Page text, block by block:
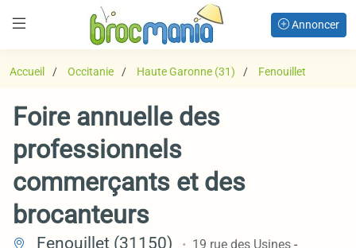
Annoncer
Accueil Occitanie Haute Garonne (31) Fenouillet
Foire annuelle des
professionnels
commerçants et des
brocanteurs
Fenouillet (31150) 19 rue des Usines -